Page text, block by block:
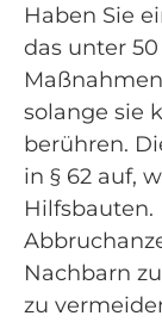
Haben Sie
das unter
solange sie
berühren.
in § 62 auf,
Hilfsbauten.
Nachbarn
zu